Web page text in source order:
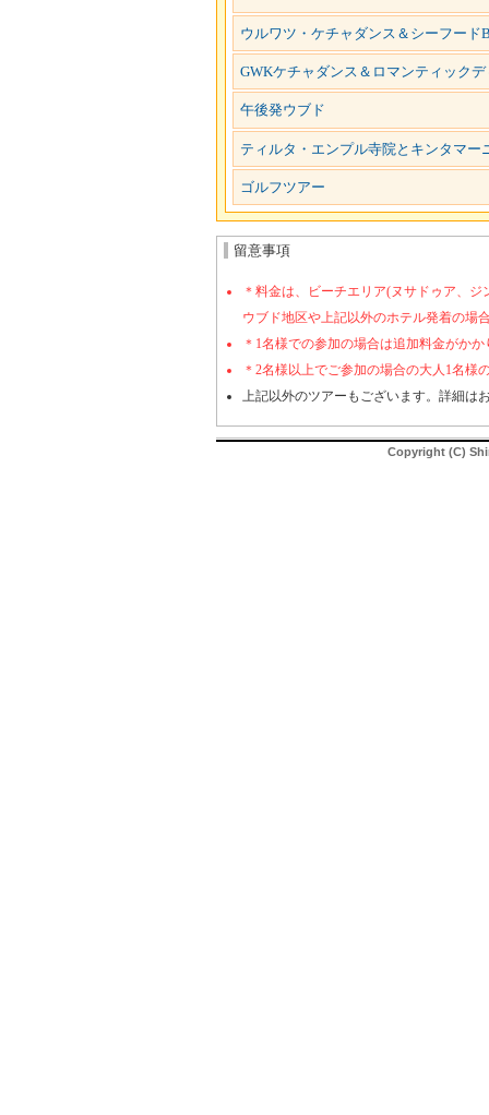
ウルワツ・ケチャダンス＆シーフード
GWKケチャダンス＆ロマンティック
午後発ウブド
ティルタ・エンプル寺院とキンタマー
ゴルフツアー
留意事項
＊料金は、ビーチエリア(ヌサドゥア、
ウブド地区や上記以外のホテル発着の場
＊1名様での参加の場合は追加料金がか
＊2名様以上でご参加の場合の大人1名様
上記以外のツアーもございます。詳細は
Copyright (C)